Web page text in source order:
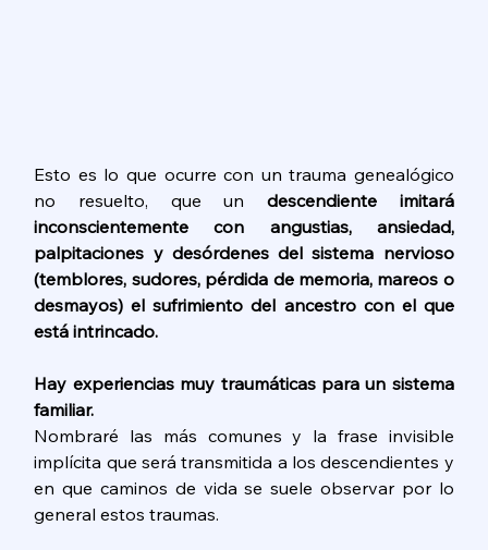
Esto es lo que ocurre con un trauma genealógico
no resuelto, que un descendiente imitará
inconscientemente con angustias, ansiedad,
palpitaciones y desórdenes del sistema nervioso
(temblores, sudores, pérdida de memoria, mareos o
desmayos) el sufrimiento del ancestro con el que
está intrincado.
Hay experiencias muy traumáticas para un sistema
familiar.
Nombraré las más comunes y la frase invisible
implícita que será transmitida a los descendientes y
en que caminos de vida se suele observar por lo
general estos traumas.